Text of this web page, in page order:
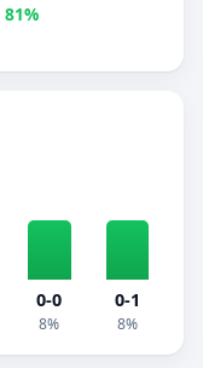
81%
0-0
8%
0-1
8%